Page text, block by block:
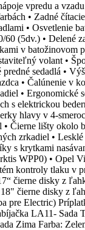
vpredu a
• Zadné
• Osvetlenie
60 (5dv.) • Delené
v batožinovom
volant •
sedadlá •
• Čalúnenie v
• Ergonomické
s elektrickou
hlavy v 4-
• Čierne lišty okolo
zrkadiel •
s krytkami
WPP0) • Opel
kontroly tlaku v
čierne disky z
čierne disky z
pre Electric)
LA11- Sada
Zima Farba: